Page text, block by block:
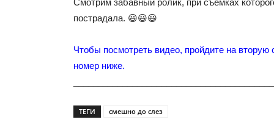
Смотрим забавный ролик, при съемках
пострадала. 😃😃😃
Чтобы посмотреть видео, пройдите на вторую
номер ниже.
ТЕГИ смешно до слез